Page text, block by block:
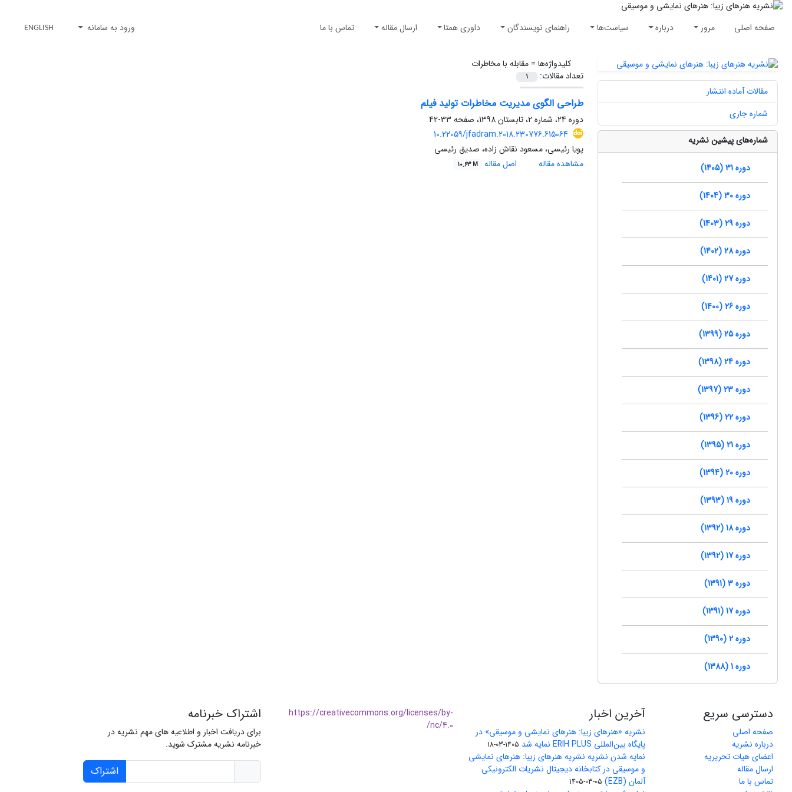
صفحه اصلی مرور درباره سیاست‌ها راهنمای نویسندگان داوری همتا ارسال مقاله تماس با ما ورود به سامانه ENGLISH
کلیدواژه‌ها =‌مقابله با مخاطرات
تعداد مقالات:
1
طراحی الگوی مدیریت مخاطرات تولید فیلم
دوره 24، شماره 2، تابستان 1398، صفحه
33-42
10.22059/jfadram.2018.230776.615064
پویا رئیسی، مسعود نقاش زاده، صدیق رئیسی
مشاهده مقاله
اصل مقاله 10.63 M
مقالات آماده انتشار
شماره جاری
شماره‌های پیشین نشریه
دوره 31 (1405)
دوره 30 (1404)
دوره 29 (1403)
دوره 28 (1402)
دوره 27 (1401)
دوره 26 (1400)
دوره 25 (1399)
دوره 24 (1398)
دوره 23 (1397)
دوره 22 (1396)
دوره 21 (1395)
دوره 20 (1394)
دوره 19 (1393)
دوره 18 (1392)
دوره 17 (1392)
دوره 3 (1391)
دوره 17 (1391)
دوره 2 (1390)
دوره 1 (1388)
دسترسی سریع
صفحه اصلی
درباره نشریه
اعضای هیات تحریریه
ارسال مقاله
تماس با ما
آخرین اخبار
نشریه «هنرهای زیبا: هنرهای نمایشی و موسیقی» در
پایگاه بین‌المللی ERIH PLUS نمایه شد
1405-03-18
نمایه شدن نشریه نشریه هنرهای زیبا: هنرهای نمایشی
و موسیقی در کتابخانه دیجیتال نشریات الکترونیکی
آلمان (EZB)
1405-03-05
https://creativecommons.org/licenses/by-
nc/4.0/
اشتراک خبرنامه
برای دریافت اخبار و اطلاعیه های مهم نشریه در
خبرنامه نشریه مشترک شوید.
اشتراک